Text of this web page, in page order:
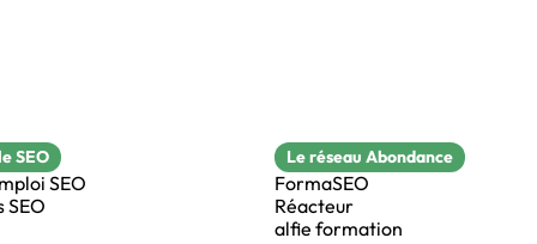
SEO
SEO
SEO
Le réseau Abondance
FormaSEO
Réacteur
alfie formation